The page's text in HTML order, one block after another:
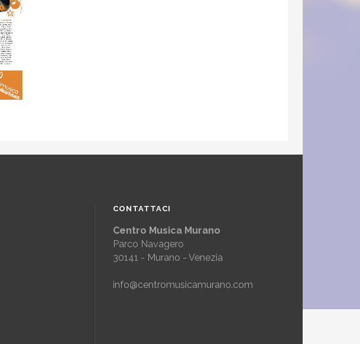
CONTATTACI
Centro Musica Murano
Parco Navagero
30141 - Murano - Venezia
info@centromusicamurano.com